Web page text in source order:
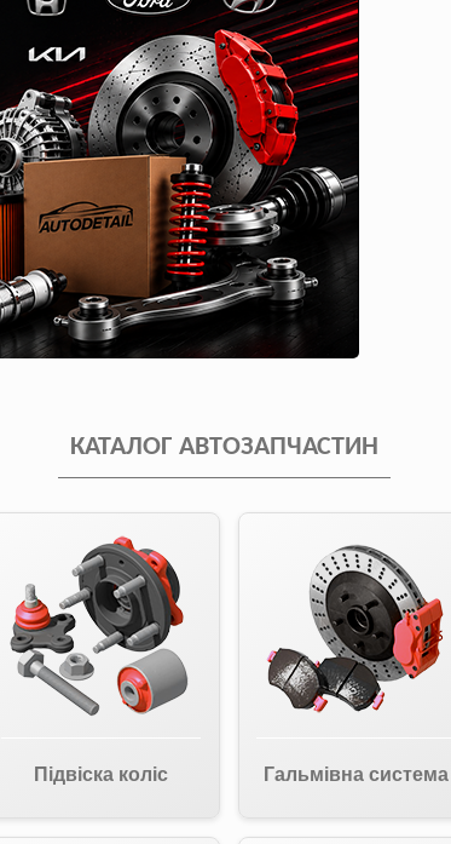
КАТАЛОГ АВТОЗАПЧАСТИН
Підвіска коліс Гальмівна система